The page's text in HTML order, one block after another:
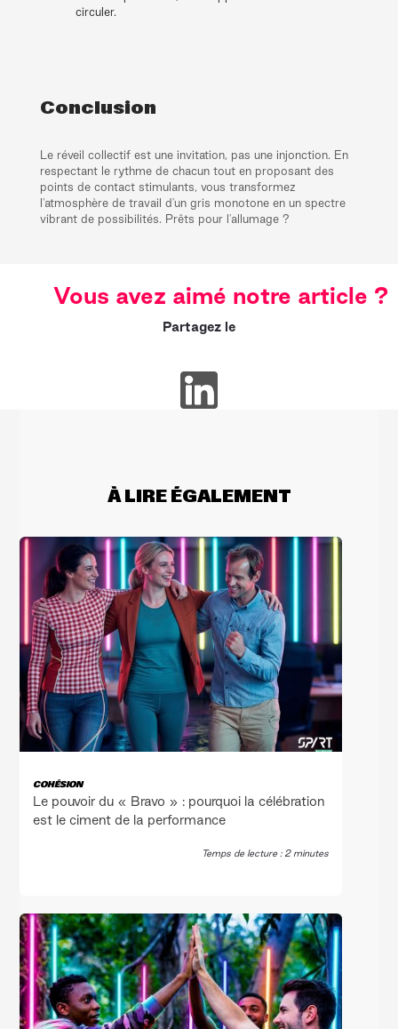
circuler.
Conclusion
Le réveil collectif est une invitation, pas une injonction. En
respectant le rythme de chacun tout en proposant des
points de contact stimulants, vous transformez
l'atmosphère de travail d'un gris monotone en un spectre
vibrant de possibilités. Prêts pour l'allumage ?
Vous avez aimé notre article ?
Partagez le
À LIRE ÉGALEMENT
COHÉSION
Le pouvoir du « Bravo » : pourquoi la célébration
est le ciment de la performance
Temps de lecture : 2 minutes